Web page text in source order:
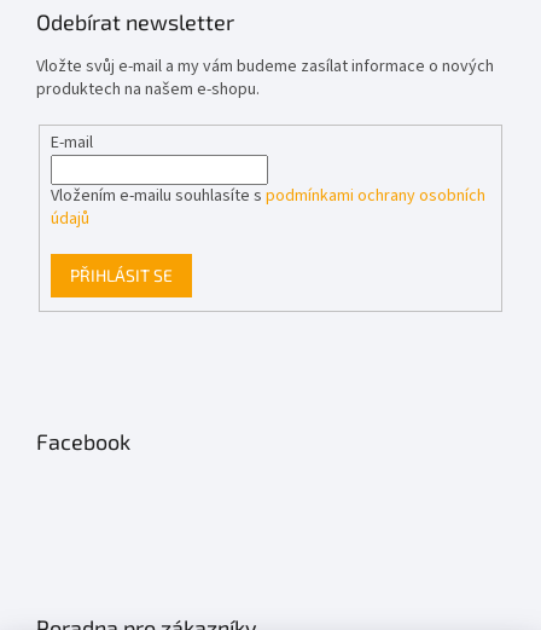
Odebírat newsletter
Vložte svůj e-mail a my vám budeme zasílat informace o nových
produktech na našem e-shopu.
E-mail
Vložením e-mailu souhlasíte s podmínkami ochrany osobních
údajů
PŘIHLÁSIT SE
Facebook